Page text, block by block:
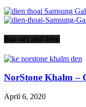
Bài viết phổ biến
NorStone Khalm –
April 6, 2020